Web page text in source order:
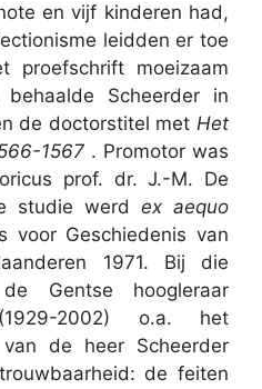
en vijf kinderen had,
leidden er toe
moeizaam
Scheerder in
de doctorstitel met Het
1567 . Promotor was
prof. dr. J.-M. De
studie werd ex aequo
voor Geschiedenis van
1971. Bij die
Gentse hoogleraar
2002) o.a. het
de heer Scheerder
de feiten